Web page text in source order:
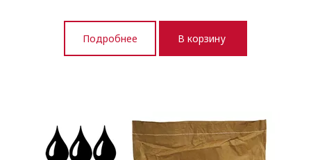
Подробнее В корзину